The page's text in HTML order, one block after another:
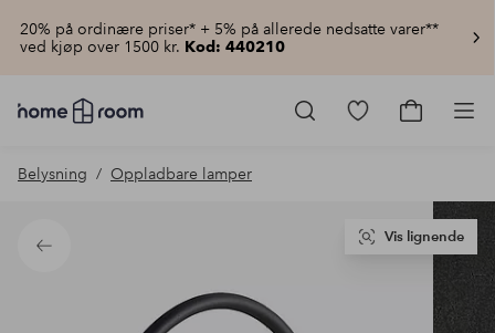
20% på ordinære priser* + 5% på allerede nedsatte varer**
ved kjøp over 1500 kr. Kod: 440210
Homeroom
–
hjemmet
pris
Gå
Gå
Belysning Oppladbare lamper
Tilbake
Vis lignende